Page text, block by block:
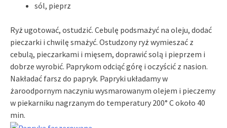
sól, pieprz
Ryż ugotować, ostudzić. Cebulę podsmażyć na oleju, dodać
pieczarki i chwilę smażyć. Ostudzony ryż wymieszać z
cebulą, pieczarkami i mięsem, doprawić solą i pieprzem i
dobrze wyrobić. Paprykom odciąć górę i oczyścić z nasion.
Nakładać farsz do papryk. Papryki układamy w
żaroodpornym naczyniu wysmarowanym olejem i pieczemy
w piekarniku nagrzanym do temperatury 200° C około 40
min.